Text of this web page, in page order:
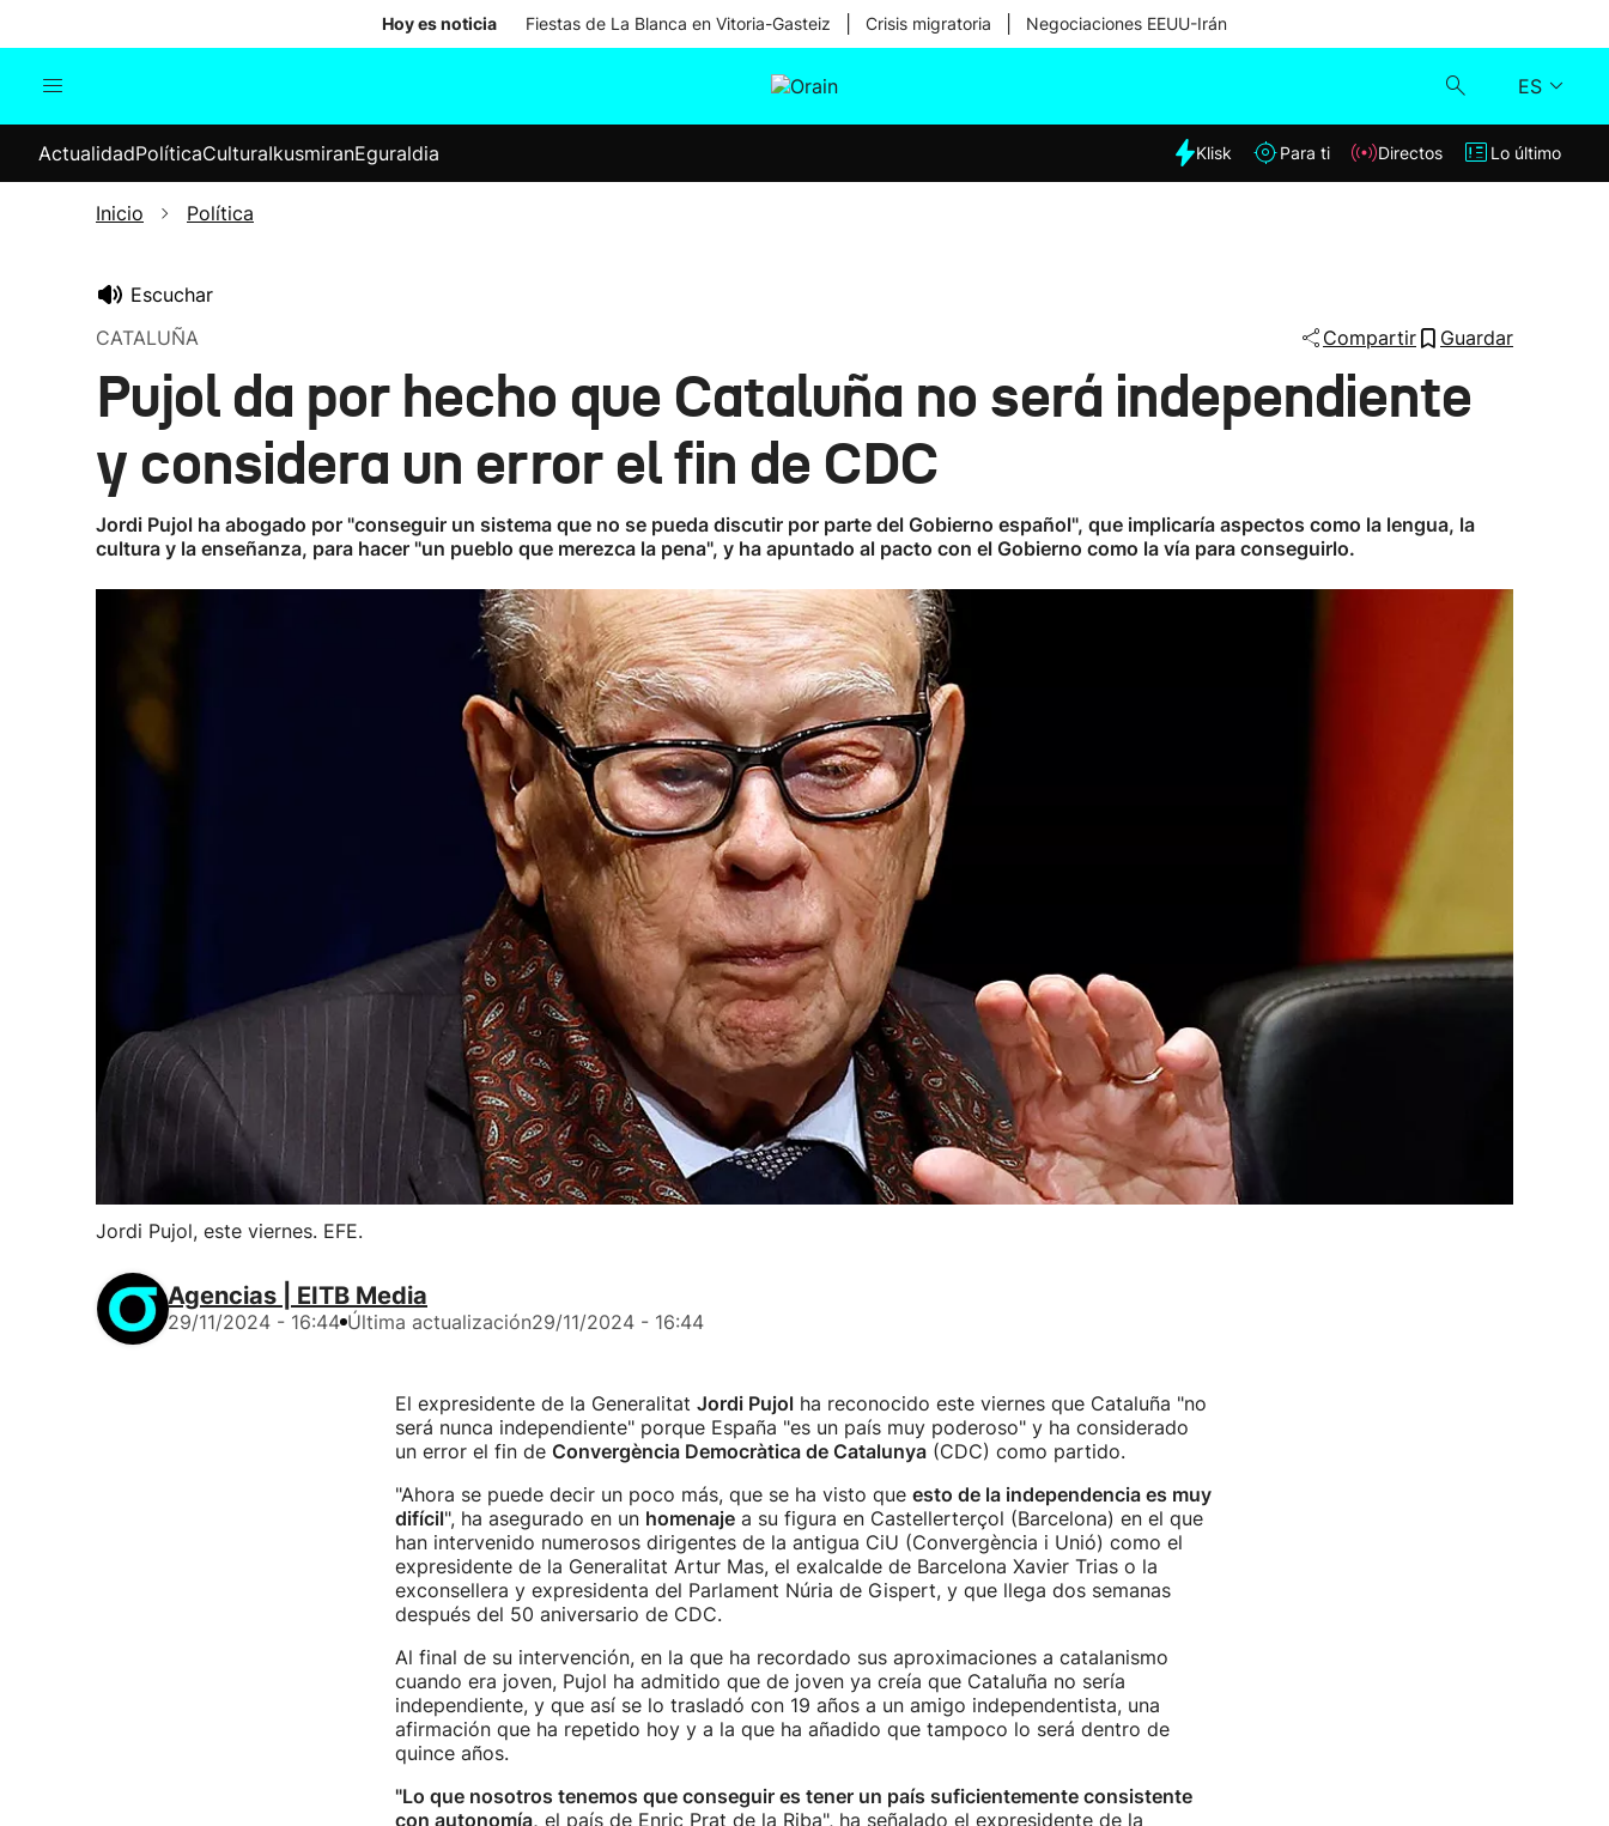
Hoy es noticia Fiestas de La Blanca en Vitoria-Gasteiz Crisis migratoria Negociaciones EEUU-Irán
ES
Internacional
Elecciones
Klisk
Lo último
ActualidadPolíticaCulturaIkusmiranEguraldia Klisk Para ti Directos Lo último
Inicio Política
Escuchar
CATALUÑA
Compartir Guardar
Pujol da por hecho que Cataluña no será independiente
y considera un error el fin de CDC
Jordi Pujol ha abogado por "conseguir un sistema que no se pueda discutir por parte del Gobierno español", que implicaría aspectos como la lengua, la
cultura y la enseñanza, para hacer "un pueblo que merezca la pena", y ha apuntado al pacto con el Gobierno como la vía para conseguirlo.
Jordi Pujol, este viernes. EFE.
Agencias | EITB Media
29/11/2024 - 16:44 Última actualización29/11/2024 - 16:44
El expresidente de la Generalitat Jordi Pujolha reconocido este viernes que Cataluña "no
será nunca independiente" porque España "es un país muy poderoso" y ha considerado
un error el fin de Convergència Democràtica de Catalunya(CDC) como partido.
"Ahora se puede decir un poco más, que se ha visto que esto de la independencia es muy
difícil", ha asegurado en un homenajea su figura en Castellerterçol (Barcelona) en el que
han intervenido numerosos dirigentes de la antigua CiU (Convergència i Unió) como el
expresidente de la Generalitat Artur Mas, el exalcalde de Barcelona Xavier Trias o la
exconsellera y expresidenta del Parlament Núria de Gispert, y que llega dos semanas
después del 50 aniversario de CDC.
Al final de su intervención, en la que ha recordado sus aproximaciones a catalanismo
cuando era joven, Pujol ha admitido que de joven ya creía que Cataluña no sería
independiente, y que así se lo trasladó con 19 años a un amigo independentista, una
afirmación que ha repetido hoy y a la que ha añadido que tampoco lo será dentro de
quince años.
"Lo que nosotros tenemos que conseguir es tener un país suficientemente consistente
con autonomía, el país de Enric Prat de la Riba", ha señalado el expresidente de la